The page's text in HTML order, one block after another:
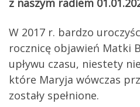
z naszym radiem
W 2017 r. bardzo
rocznicę objawień Matki
upływu czasu, niestety
które Maryja wówczas
zostały spełnione.